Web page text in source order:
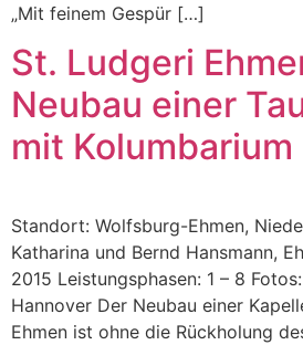
„Mit feinem Gespür […]
St. Ludgeri
Neubau einer
mit Kolumbarium
Standort: Wolfsburg-Ehmen,
Katharina und Bernd Hansmann,
2015 Leistungsphasen: 1 – 8
Hannover Der Neubau einer
Ehmen ist ohne die Rückholung